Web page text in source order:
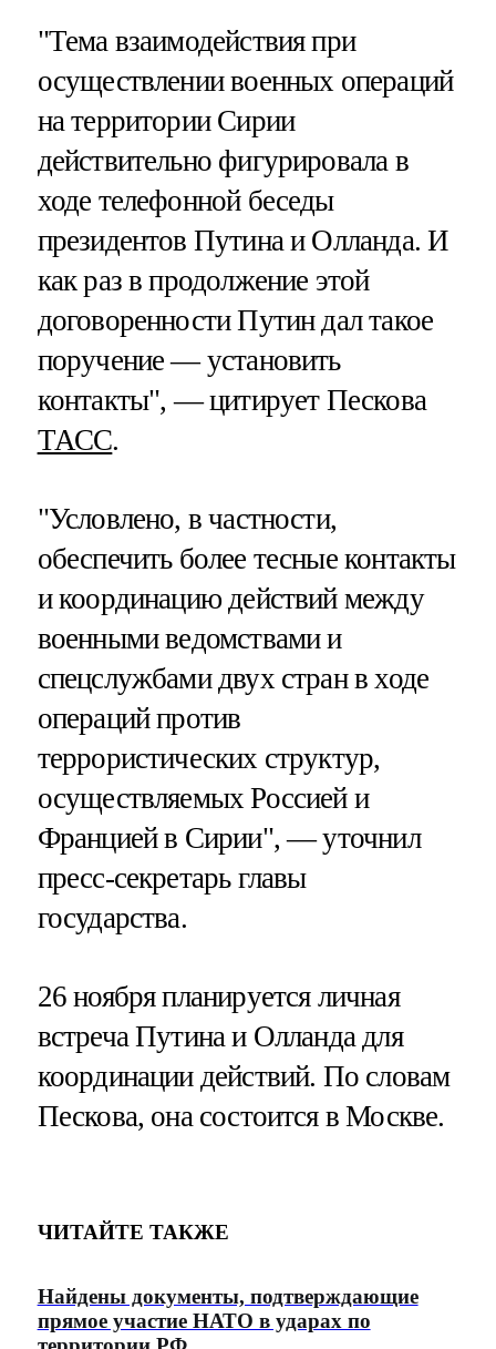
"Тема взаимодействия при
осуществлении военных операций
на территории Сирии
действительно фигурировала в
ходе телефонной беседы
президентов Путина и Олланда. И
как раз в продолжение этой
договоренности Путин дал такое
поручение — установить
контакты", — цитирует Пескова
ТАСС.
"Условлено, в частности,
обеспечить более тесные контакты
и координацию действий между
военными ведомствами и
спецслужбами двух стран в ходе
операций против
террористических структур,
осуществляемых Россией и
Францией в Сирии", — уточнил
пресс-секретарь главы
государства.
26 ноября планируется личная
встреча Путина и Олланда для
координации действий. По словам
Пескова, она состоится в Москве.
ЧИТАЙТЕ ТАКЖЕ
Найдены документы, подтверждающие
прямое участие НАТО в ударах по